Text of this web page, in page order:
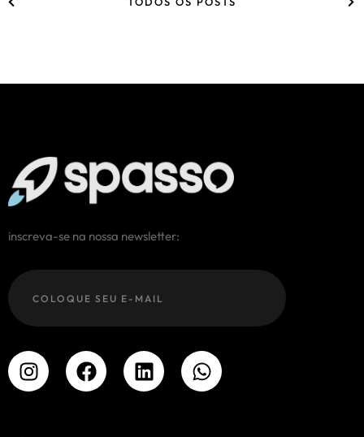
inscreva-se na nossa newsletter: